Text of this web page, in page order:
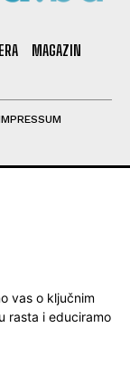
MAGAZIN
vas o ključnim
rasta i educiramo